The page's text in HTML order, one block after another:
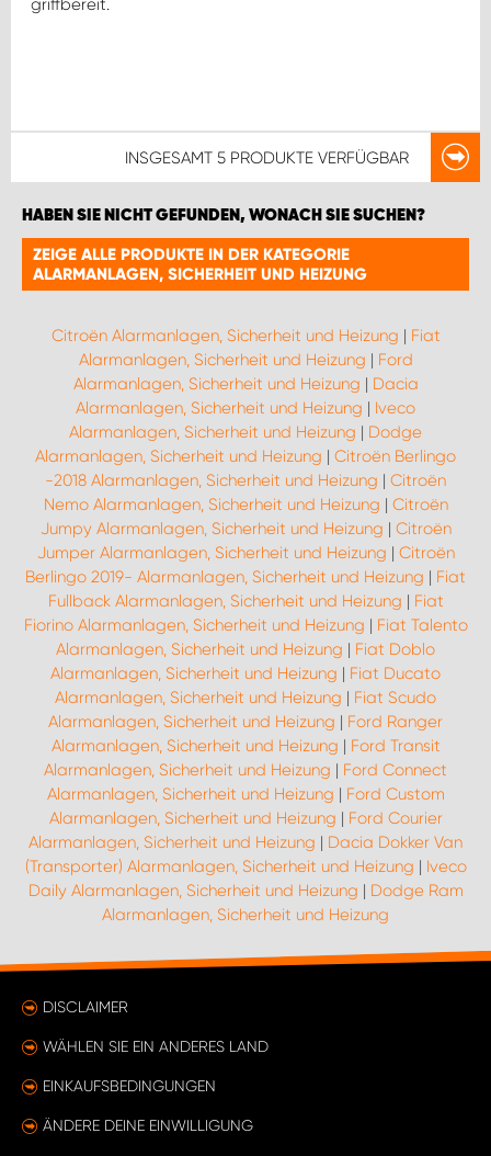
griffbereit.
INSGESAMT 5 PRODUKTE VERFÜGBAR
HABEN SIE NICHT GEFUNDEN, WONACH SIE SUCHEN?
ZEIGE ALLE PRODUKTE IN DER KATEGORIE
ALARMANLAGEN, SICHERHEIT UND HEIZUNG
Citroën Alarmanlagen, Sicherheit und Heizung | Fiat
Alarmanlagen, Sicherheit und Heizung | Ford
Alarmanlagen, Sicherheit und Heizung | Dacia
Alarmanlagen, Sicherheit und Heizung | Iveco
Alarmanlagen, Sicherheit und Heizung | Dodge
Alarmanlagen, Sicherheit und Heizung | Citroën Berlingo
-2018 Alarmanlagen, Sicherheit und Heizung | Citroën
Nemo Alarmanlagen, Sicherheit und Heizung | Citroën
Jumpy Alarmanlagen, Sicherheit und Heizung | Citroën
Jumper Alarmanlagen, Sicherheit und Heizung | Citroën
Berlingo 2019- Alarmanlagen, Sicherheit und Heizung | Fiat
Fullback Alarmanlagen, Sicherheit und Heizung | Fiat
Fiorino Alarmanlagen, Sicherheit und Heizung | Fiat Talento
Alarmanlagen, Sicherheit und Heizung | Fiat Doblo
Alarmanlagen, Sicherheit und Heizung | Fiat Ducato
Alarmanlagen, Sicherheit und Heizung | Fiat Scudo
Alarmanlagen, Sicherheit und Heizung | Ford Ranger
Alarmanlagen, Sicherheit und Heizung | Ford Transit
Alarmanlagen, Sicherheit und Heizung | Ford Connect
Alarmanlagen, Sicherheit und Heizung | Ford Custom
Alarmanlagen, Sicherheit und Heizung | Ford Courier
Alarmanlagen, Sicherheit und Heizung | Dacia Dokker Van
(Transporter) Alarmanlagen, Sicherheit und Heizung | Iveco
Daily Alarmanlagen, Sicherheit und Heizung | Dodge Ram
Alarmanlagen, Sicherheit und Heizung
DISCLAIMER
WÄHLEN SIE EIN ANDERES LAND
EINKAUFSBEDINGUNGEN
ÄNDERE DEINE EINWILLIGUNG